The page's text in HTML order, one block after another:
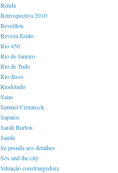
Renda
Retrospectiva 2010
Reveillon
Revista Estilo
Rio 450
Rio de Janeiro
Rio de Tudo
Rio disso
Riodetudo
Saias
Samuel Cirnansck
Sapatos
Sarah Burton
Saúde
Se prenda aos detalhes
Sex and the city
Situação constrangedora